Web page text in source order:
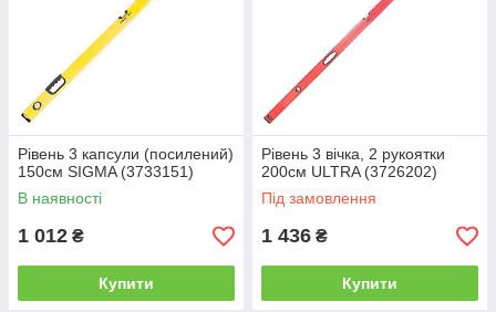
Рівень 3 капсули (посилений)
150см SIGMA (3733151)
В наявності
1 012 ₴
Купити
Рівень 3 вічка, 2 рукоятки
200см ULTRA (3726202)
Під замовлення
1 436 ₴
Купити